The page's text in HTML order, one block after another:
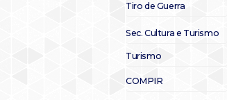
Tiro de Guerra
Sec. Cultura e Turismo
Turismo
COMPIR